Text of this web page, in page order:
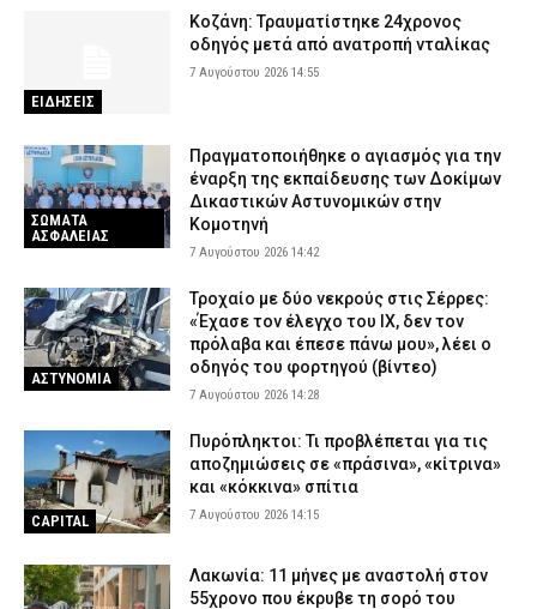
ΕΙΔΗΣΕΙΣ
Κοζάνη: Τραυματίστηκε 24χρονος
οδηγός μετά από ανατροπή νταλίκας
7 Αυγούστου 2026 14:55
ΣΩΜΑΤΑ
ΑΣΦΑΛΕΙΑΣ
Πραγματοποιήθηκε ο αγιασμός για την
έναρξη της εκπαίδευσης των Δοκίμων
Δικαστικών Αστυνομικών στην
Κομοτηνή
7 Αυγούστου 2026 14:42
ΑΣΤΥΝΟΜΙΑ
Τροχαίο με δύο νεκρούς στις Σέρρες:
«Έχασε τον έλεγχο του ΙΧ, δεν τον
πρόλαβα και έπεσε πάνω μου», λέει ο
οδηγός του φορτηγού (βίντεο)
7 Αυγούστου 2026 14:28
CAPITAL
Πυρόπληκτοι: Τι προβλέπεται για τις
αποζημιώσεις σε «πράσινα», «κίτρινα»
και «κόκκινα» σπίτια
7 Αυγούστου 2026 14:15
Λακωνία: 11 μήνες με αναστολή στον
55χρονο που έκρυβε τη σορό του